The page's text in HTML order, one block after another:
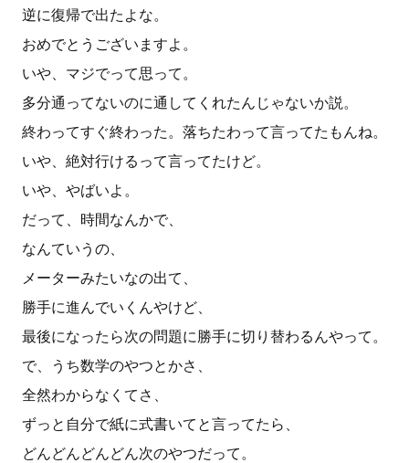
逆に復帰で出たよな。
おめでとうございますよ。
いや、マジでって思って。
多分通ってないのに通してくれたんじゃないか説。
終わってすぐ終わった。落ちたわって言ってたもんね。
いや、絶対行けるって言ってたけど。
いや、やばいよ。
だって、時間なんかで、
なんていうの、
メーターみたいなの出て、
勝手に進んでいくんやけど、
最後になったら次の問題に勝手に切り替わるんやって。
で、うち数学のやつとかさ、
全然わからなくてさ、
ずっと自分で紙に式書いてと言ってたら、
どんどんどんどん次のやつだって。